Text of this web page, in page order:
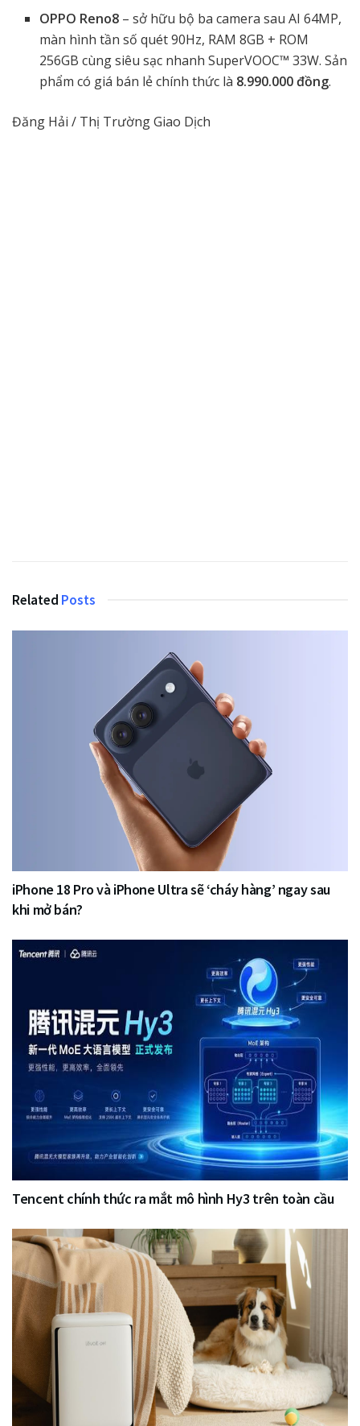
OPPO Reno8 – sở hữu bộ ba camera sau AI 64MP,
màn hình tần số quét 90Hz, RAM 8GB + ROM
256GB cùng siêu sạc nhanh SuperVOOC™ 33W. Sản
phẩm có giá bán lẻ chính thức là 8.990.000 đồng.
Đăng Hải / Thị Trường Giao Dịch
Related Posts
iPhone 18 Pro và iPhone Ultra sẽ ‘cháy hàng’ ngay sau
khi mở bán?
Tencent chính thức ra mắt mô hình Hy3 trên toàn cầu